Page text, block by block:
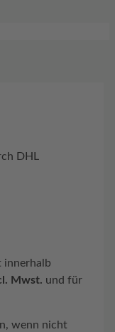
DHL
innerhalb
Mwst. und für
wenn nicht